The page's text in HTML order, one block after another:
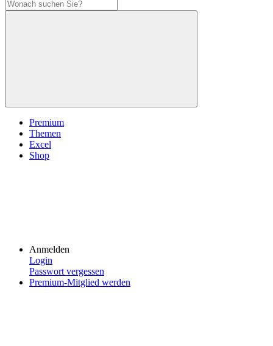
Premium
Themen
Excel
Shop
Anmelden
Login
Passwort vergessen
Premium-Mitglied werden